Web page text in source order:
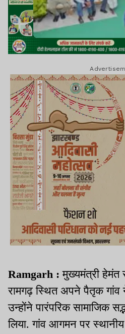
Ramgarh :मुख्यमंत्री हेमंत
रामगढ़ स्थित अपने पैतृक गांव
उन्होंने पारंपरिक सामाजिक
लिया. गांव आगमन पर